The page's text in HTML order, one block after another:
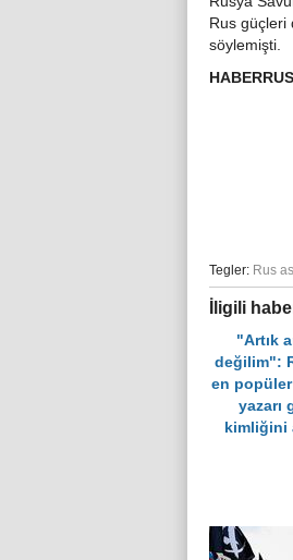
Rus güçleri
söylemişti.
HABERRUS
Tegler: Rus
İligili
"Artık
değilim":
en
yazarı
kimliğini